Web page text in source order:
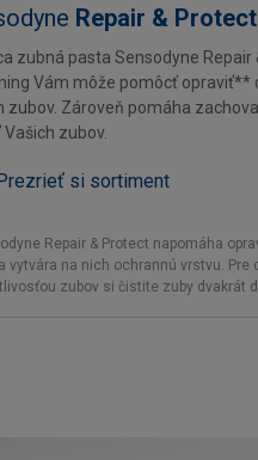
Repair & Protect
zubná pasta Sensodyne Repair
Vám môže pomôcť opraviť**
zubov. Zároveň pomáha
Vašich zubov.
si sortiment
Repair & Protect napomáha
vytvára na nich ochrannú vrstvu. Pre
zubov si čistite zuby dvakrát